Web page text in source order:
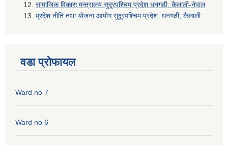
सामाजिक विकास मन्त्रालय सुदूरपश्चिम प्रदेश धनगढी, कैलाली-नेपाल
प्रदेश नीति तथा योजना आयोग सुदूरपश्चिम प्रदेश, धनगढी, कैलाली
वडा प्रोफायल
Ward no 7
Ward no 6